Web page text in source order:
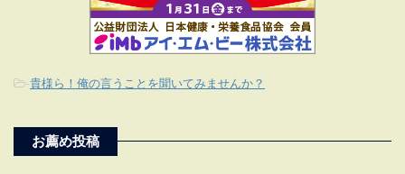
-貴様ら！俺の言うことを聞いてみませんか？
お薦め投稿